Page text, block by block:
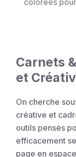
colorées
Carnets
et
On cherche
créative et
outils pensés
efficacement
page en